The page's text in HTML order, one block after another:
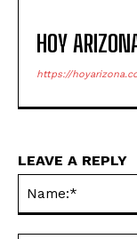
HOY
https://
LEAVE A REPLY